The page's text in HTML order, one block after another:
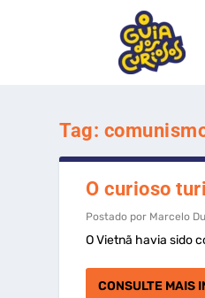
Tag:
O curioso
Postado por Marcelo
O Vietnã havia sido
CONSULTE MAIS